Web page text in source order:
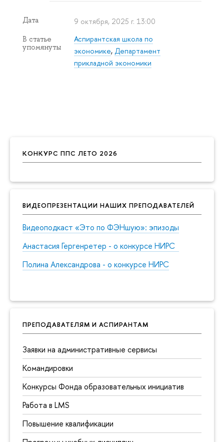
КОНКУРС ППС ЛЕТО 2026
ВИДЕОПРЕЗЕНТАЦИИ НАШИХ ПРЕПОДАВАТЕЛЕЙ
Видеоподкаст «Это по ФЭНшую»: эпизоды
Анастасия Гергенретер - о конкурсе НИРС
Полина Александрова - о конкурсе НИРС
ПРЕПОДАВАТЕЛЯМ И АСПИРАНТАМ
Заявки на административные сервисы
Командировки
Конкурсы Фонда образовательных инициатив
Работа в LMS
Повышение квалификации
Дата 9 октября, 2025 г. 13:00
В статье
упомянуты
Аспирантская школа по
экономике,Департамент
прикладной экономики